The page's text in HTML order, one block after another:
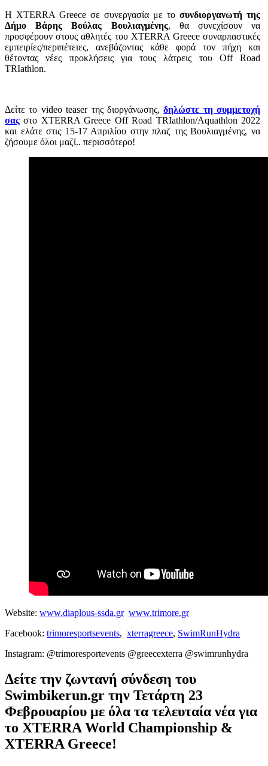
Η XTERRA Greece σε συνεργασία με το συνδιοργανωτή της
Δήμο Βάρης Βούλας Βουλιαγμένης, θα συνεχίσουν να
προσφέρουν στους αθλητές του XTERRA Greece συναρπαστικές
εμπειρίες/περιπέτειες, ανεβάζοντας κάθε φορά τον πήχη και
θέτοντας νέες προκλήσεις για τους λάτρεις του Off Road
TRIathlon.
Δείτε το video teaser της διοργάνωσης,δηλώστε τη συμμετοχή
σας στο XTERRA Greece Off Road TRIathlon/Aquathlon 2022
και ελάτε στις 15-17 Απριλίου στην πλαζ της Βουλιαγμένης, να
ζήσουμε όλοι μαζί.. περισσότερο!
Website: www.diaplous-ssda.gr www.trimore.gr
Facebook: trimoresportsevents, xterragreece, SwimRunHydra
Instagram: @trimoresportevents @greecexterra @swimrunhydra
Δείτε την ζωντανή σύνδεση του
Swimbikerun.gr την Τετάρτη 23
Φεβρουαρίου με όλα τα τελευταία νέα για
το XTERRA World Championship &
XTERRA Greece!